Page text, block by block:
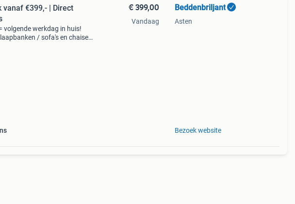
€399,- | Direct
volgende werkdag in huis!
/ sofa's en chaise
€ 399,00
Vandaag
Beddenbriljant
Asten
Bezoek website